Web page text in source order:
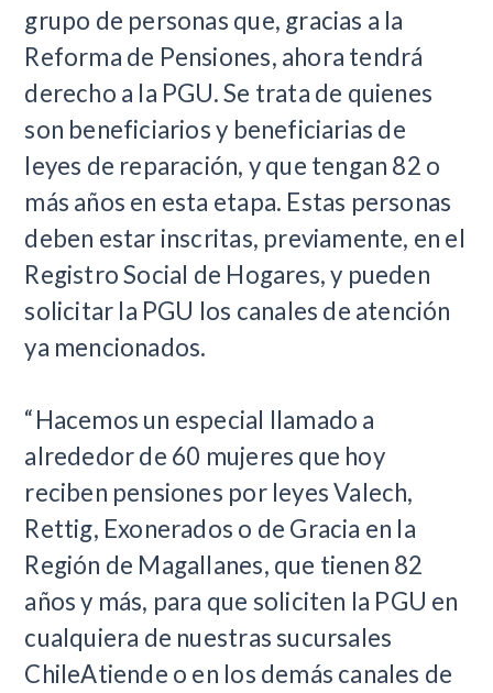
grupo de personas que, gracias a la
Reforma de Pensiones, ahora tendrá
derecho a la PGU. Se trata de quienes
son beneficiarios y beneficiarias de
leyes de reparación, y que tengan 82 o
más años en esta etapa. Estas personas
deben estar inscritas, previamente, en el
Registro Social de Hogares, y pueden
solicitar la PGU los canales de atención
ya mencionados.
“Hacemos un especial llamado a
alrededor de 60 mujeres que hoy
reciben pensiones por leyes Valech,
Rettig, Exonerados o de Gracia en la
Región de Magallanes, que tienen 82
años y más, para que soliciten la PGU en
cualquiera de nuestras sucursales
ChileAtiende o en los demás canales de